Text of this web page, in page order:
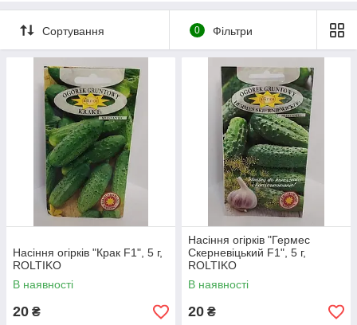
вирощування овочевих культур.
Спробуємо розібратися, які польське
насіння представлені в нашій країні, і
які з них найбільш підходять під наші
кліматичні умови.
Як і більшість інших гібридів, огірки, що
виросли з дражованого насіння, мають
прекрасні характеристики: вони смачні,
хрусткі, без гіркоти. У них є повний
перелік вітамінів і мікроелементів, до
того ж вони можуть зберігати свіжість
упродовж довгого часу вже є зібраними.
Сортування 0 Фільтри
Насіння огірків "Крак F1", 5 г,
ROLTIKO
В наявності
20 ₴
Насіння огірків "Гермес
Скерневіцький F1", 5 г,
ROLTIKO
В наявності
20 ₴